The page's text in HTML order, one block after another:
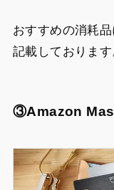
おすすめの消耗
記載しております
③Amazon